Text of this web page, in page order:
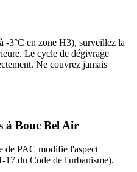
-3°C en zone H3), surveillez la
Le cycle de dégivrage
Ne couvrez jamais
à Bouc Bel Air
de PAC modifie l'aspect
17 du Code de l'urbanisme).